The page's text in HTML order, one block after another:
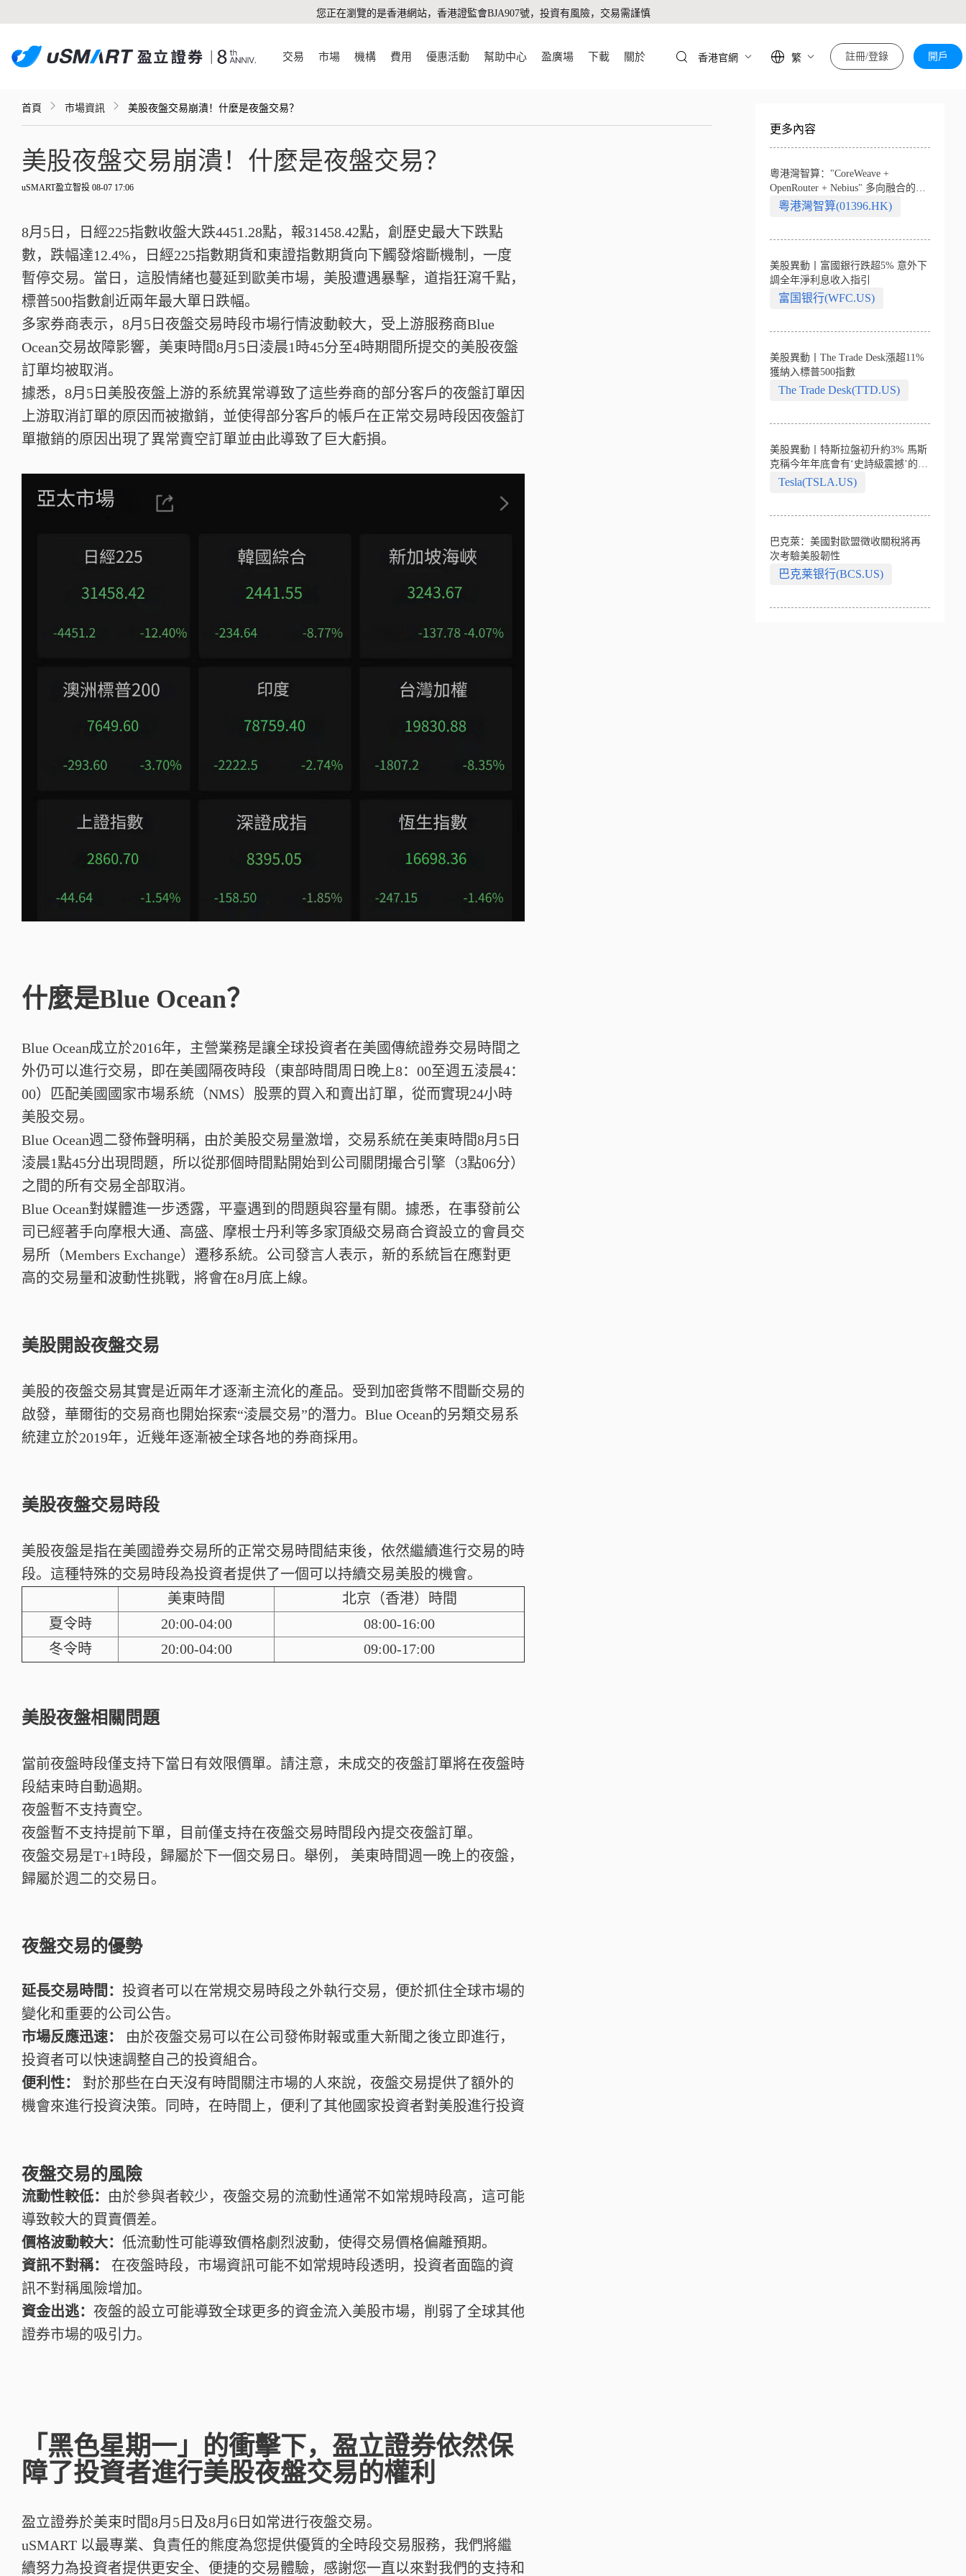
您正在瀏覽的是香港網站，香港證監會BJA907號，投資有風險，交易需謹慎
交易 市場 機構 費用 優惠活動 幫助中心 盈廣場 下載 關於 香港官網 繁 註冊/登錄 開戶
首頁 市場資訊 美股夜盤交易崩潰！什麼是夜盤交易？
美股夜盤交易崩潰！什麼是夜盤交易？
uSMART盈立智投 08-07 17:06
8月5日，日經225指數收盤大跌4451.28點，報31458.42點，創歷史最大下跌點
數，跌幅達12.4%，日經225指數期貨和東證指數期貨向下觸發熔斷機制，一度
暫停交易。當日，這股情緒也蔓延到歐美市場，美股遭遇暴擊，道指狂瀉千點，
標普500指數創近兩年最大單日跌幅。
多家券商表示，8月5日夜盤交易時段市場行情波動較大，受上游服務商Blue
Ocean交易故障影響，美東時間8月5日淩晨1時45分至4時期間所提交的美股夜盤
訂單均被取消。
據悉，8月5日美股夜盤上游的系統異常導致了這些券商的部分客戶的夜盤訂單因
上游取消訂單的原因而被撤銷，並使得部分客戶的帳戶在正常交易時段因夜盤訂
單撤銷的原因出現了異常賣空訂單並由此導致了巨大虧損。
什麼是Blue Ocean？
Blue Ocean成立於2016年，主營業務是讓全球投資者在美國傳統證券交易時間之
外仍可以進行交易，即在美國隔夜時段（東部時間周日晚上8：00至週五淩晨4：
00）匹配美國國家市場系統（NMS）股票的買入和賣出訂單，從而實現24小時
美股交易。
Blue Ocean週二發佈聲明稱，由於美股交易量激增，交易系統在美東時間8月5日
淩晨1點45分出現問題，所以從那個時間點開始到公司關閉撮合引擎（3點06分）
之間的所有交易全部取消。
Blue Ocean對媒體進一步透露，平臺遇到的問題與容量有關。據悉，在事發前公
司已經著手向摩根大通、高盛、摩根士丹利等多家頂級交易商合資設立的會員交
易所（Members Exchange）遷移系統。公司發言人表示，新的系統旨在應對更
高的交易量和波動性挑戰，將會在8月底上線。
美股開設夜盤交易
美股的夜盤交易其實是近兩年才逐漸主流化的產品。受到加密貨幣不間斷交易的
啟發，華爾街的交易商也開始探索“淩晨交易”的潛力。Blue Ocean的另類交易系
統建立於2019年，近幾年逐漸被全球各地的券商採用。
美股夜盤交易時段
美股夜盤是指在美國證券交易所的正常交易時間結束後，依然繼續進行交易的時
段。這種特殊的交易時段為投資者提供了一個可以持續交易美股的機會。
美東時間
北京（香港）時間
夏令時
20:00-04:00
08:00-16:00
冬令時
20:00-04:00 09:00-17:00
美股夜盤相關問題
當前夜盤時段僅支持下當日有效限價單。請注意，未成交的夜盤訂單將在夜盤時
段結束時自動過期。
夜盤暫不支持賣空。
夜盤暫不支持提前下單，目前僅支持在夜盤交易時間段內提交夜盤訂單。
夜盤交易是T+1時段，歸屬於下一個交易日。舉例， 美東時間週一晚上的夜盤，
歸屬於週二的交易日。
夜盤交易的優勢
延長交易時間： 投資者可以在常規交易時段之外執行交易，便於抓住全球市場的
變化和重要的公司公告。
市場反應迅速： 由於夜盤交易可以在公司發佈財報或重大新聞之後立即進行，
投資者可以快速調整自己的投資組合。
便利性： 對於那些在白天沒有時間關注市場的人來說，夜盤交易提供了額外的
機會來進行投資決策。同時，在時間上，便利了其他國家投資者對美股進行投資
夜盤交易的風險
流動性較低： 由於參與者較少，夜盤交易的流動性通常不如常規時段高，這可能
導致較大的買賣價差。
價格波動較大： 低流動性可能導致價格劇烈波動，使得交易價格偏離預期。
資訊不對稱： 在夜盤時段，市場資訊可能不如常規時段透明，投資者面臨的資
訊不對稱風險增加。
資金出逃： 夜盤的設立可能導致全球更多的資金流入美股市場，削弱了全球其他
證券市場的吸引力。
「黑色星期一」的衝擊下，盈立證券依然保
障了投資者進行美股夜盤交易的權利
盈立證券於美束时間8月5日及8月6日如常进行夜盤交易。
uSMART 以最專業、負責任的熊度為您提供優質的全時段交易服務，我們將繼
續努力為投資者提供更安全、便捷的交易體驗，感謝您一直以來對我們的支持和
更多內容
粵港灣智算："CoreWeave +
OpenRouter + Nebius" 多向融合的中
國智算新範式
粵港灣智算(01396.HK)
美股異動丨富國銀行跌超5% 意外下
調全年淨利息收入指引
富国银行(WFC.US)
美股異動丨The Trade Desk漲超11%
獲納入標普500指數
The Trade Desk(TTD.US)
美股異動丨特斯拉盤初升約3% 馬斯
克稱今年年底會有‘史詩級震撼’的演
示Tesla(TSLA.US)
巴克萊：美國對歐盟徵收關稅將再
次考驗美股韌性
巴克莱银行(BCS.US)